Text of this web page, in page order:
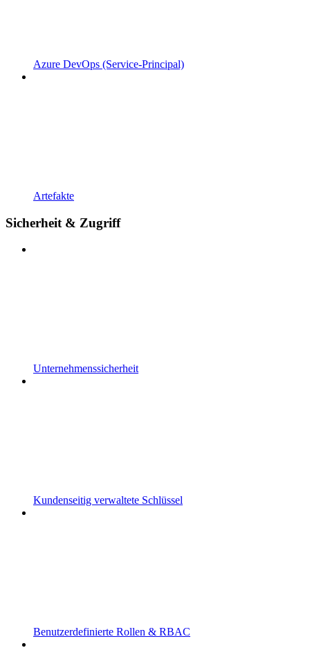
Azure DevOps (Service-Principal)
Artefakte
Sicherheit & Zugriff
Unternehmenssicherheit
Kundenseitig verwaltete Schlüssel
Benutzerdefinierte Rollen & RBAC